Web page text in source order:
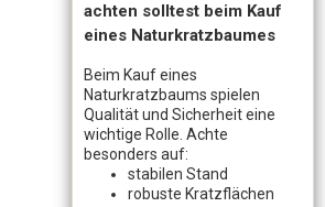
achten solltest beim Kauf
eines Naturkratzbaumes
Beim Kauf eines
Naturkratzbaums spielen
Qualität und Sicherheit eine
wichtige Rolle. Achte
besonders auf:
stabilen Stand
robuste Kratzflächen